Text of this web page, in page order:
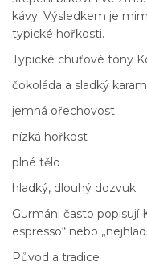
kávy. Výsledkem je
typické hořkosti.
Typické chuťové tóny
čokoláda a sladký
jemná ořechovost
nízká hořkost
plné tělo
hladký, dlouhý dozvuk
Gurmáni často popisují
espresso“ nebo
Původ a tradice